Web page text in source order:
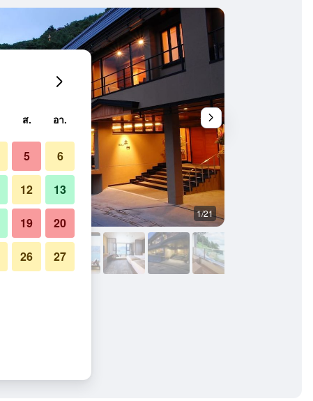
1/21
ส. อา.
5 6
12 13
19 20
26 27